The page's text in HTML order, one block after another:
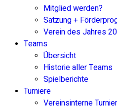
Mitglied werden?
Satzung +
Verein des Jahres
Teams
Übersicht
Historie aller Teams
Spielberichte
Turniere
Vereinsinterne